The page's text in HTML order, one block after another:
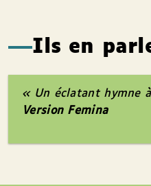
Ils en
« Un éclatant hymne
Version Femina